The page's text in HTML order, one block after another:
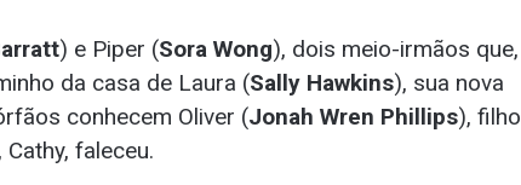
) e Piper (Sora Wong), dois meio-irmãos que,
da casa de Laura (Sally Hawkins), sua nova
conhecem Oliver (Jonah Wren Phillips), filho
faleceu.